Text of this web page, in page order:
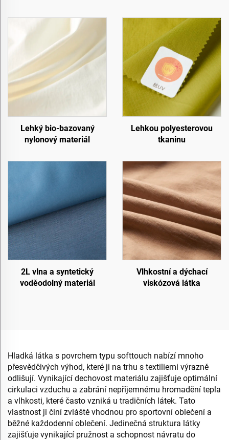
Lehký bio-bazovaný
nylonový materiál
Lehkou polyesterovou
tkaninu
2L vlna a syntetický
voděodolný materiál
Vlhkostní a dýchací
viskózová látka
Hladká látka s povrchem typu softtouch nabízí mnoho
přesvědčivých výhod, které ji na trhu s textiliemi výrazně
odlišují. Vynikající dechovost materiálu zajišťuje optimální
cirkulaci vzduchu a zabrání nepříjemnému hromadění tepla
a vlhkosti, které často vzniká u tradičních látek. Tato
vlastnost ji činí zvláště vhodnou pro sportovní oblečení a
běžné každodenní oblečení. Jedinečná struktura látky
zajišťuje vynikající pružnost a schopnost návratu do